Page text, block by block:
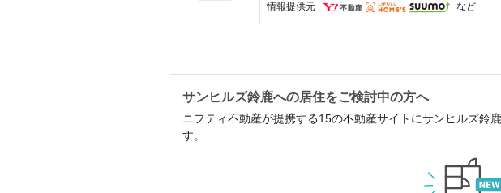
情報提供元 など
サンヒルズ鈴鹿への居住をご検討中の方へ
ニフティ不動産が提携する15の不動産サイトにサンヒルズ鈴
す。